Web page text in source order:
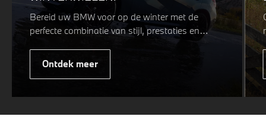
Bereid uw BMW voor op de winter met de
perfecte combinatie van stijl, prestaties en
veiligheid. Of u nu kiest voor een sportieve of
elegante look, onze winterwielen zijn
ontworpen om uw rijervaring te optimaliseren,
weersomstandigheden. Profiteer nu van15%
voordeel.
Ontdek meer